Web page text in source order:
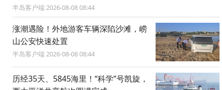
半岛客户端 2026-08-08 08:44
涨潮遇险！外地游客车辆深陷沙滩，崂
山公安快速处置
半岛客户端 2026-08-08 08:44
历经35天、5845海里！“科学”号凯旋，